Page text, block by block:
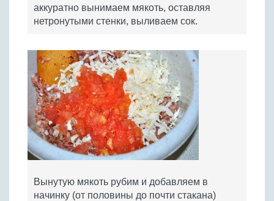
аккуратно вынимаем мякоть, оставляя
нетронутыми стенки, выливаем сок.
Вынутую мякоть рубим и добавляем в
начинку (от половины до почти стакана)